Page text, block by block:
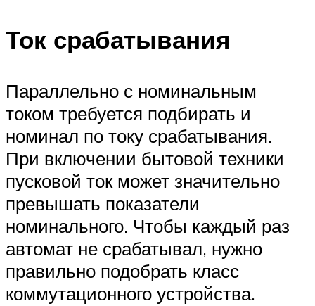
Ток срабатывания
Параллельно с номинальным
током требуется подбирать и
номинал по току срабатывания.
При включении бытовой техники
пусковой ток может значительно
превышать показатели
номинального. Чтобы каждый раз
автомат не срабатывал, нужно
правильно подобрать класс
коммутационного устройства.